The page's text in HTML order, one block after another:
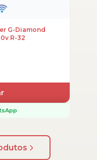
G-Diamond
R-32